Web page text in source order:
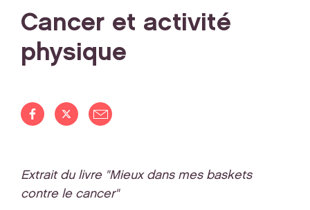
Cancer et activité
physique
Extrait du livre "Mieux dans mes baskets
contre le cancer"